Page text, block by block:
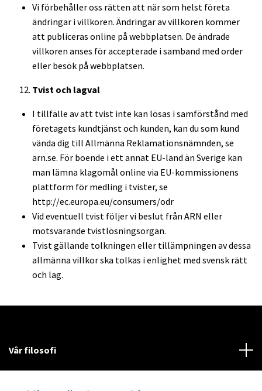
Vi förbehåller oss rätten att när som helst företa
ändringar i villkoren. Ändringar av villkoren kommer
att publiceras online på webbplatsen. De ändrade
villkoren anses för accepterade i samband med order
eller besök på webbplatsen.
Tvist och lagval
I tillfälle av att tvist inte kan lösas i samförstånd med
företagets kundtjänst och kunden, kan du som kund
vända dig till Allmänna Reklamationsnämnden, se
arn.se. För boende i ett annat EU-land än Sverige kan
man lämna klagomål online via EU-kommissionens
plattform för medling i tvister, se
http://ec.europa.eu/consumers/odr
Vid eventuell tvist följer vi beslut från ARN eller
motsvarande tvistlösningsorgan.
Tvist gällande tolkningen eller tillämpningen av dessa
allmänna villkor ska tolkas i enlighet med svensk rätt
och lag.
Vår filosofi